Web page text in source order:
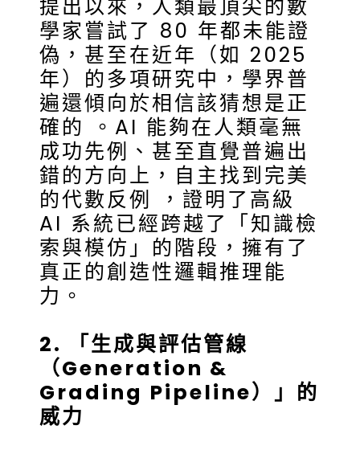
提出以來，人類最頂尖的數
學家嘗試了 80 年都未能證
偽，甚至在近年（如 2025
年）的多項研究中，學界普
遍還傾向於相信該猜想是正
確的 。AI 能夠在人類毫無
成功先例、甚至直覺普遍出
錯的方向上，自主找到完美
的代數反例 ，證明了高級
AI 系統已經跨越了「知識檢
索與模仿」的階段，擁有了
真正的創造性邏輯推理能
力。
2. 「生成與評估管線
（Generation &
Grading Pipeline）」的
威力